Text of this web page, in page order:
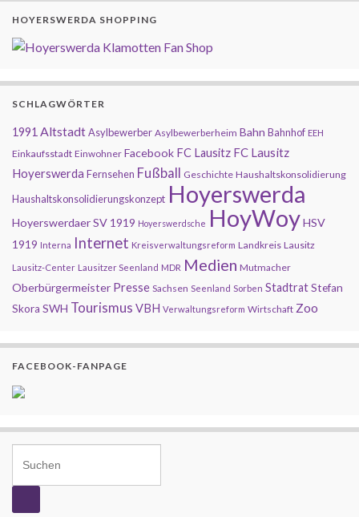
HOYERSWERDA SHOPPING
SCHLAGWÖRTER
1991 AltstadtAsylbewerber Asylbewerberheim Bahn Bahnhof EEH
Einkaufsstadt Einwohner Facebook FC Lausitz FC Lausitz
Hoyerswerda Fernsehen Fußball Geschichte Haushaltskonsolidierung
Haushaltskonsolidierungskonzept Hoyerswerda
Hoyerswerdaer SV 1919 Hoyerswerdsche HoyWoyHSV
1919 Interna Internet Kreisverwaltungsreform Landkreis Lausitz
Lausitz-Center Lausitzer Seenland MDR Medien Mutmacher
Oberbürgermeister Presse Sachsen Seenland Sorben StadtratStefan
Skora SWH Tourismus VBH Verwaltungsreform Wirtschaft Zoo
FACEBOOK-FANPAGE